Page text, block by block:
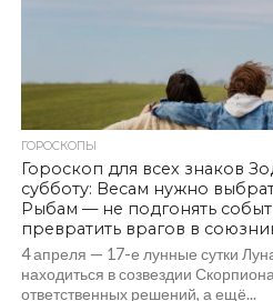
ГОРОСКОПЫ
Гороскоп для всех знаков
субботу: Весам нужно
Рыбам — не подгонять
превратить врагов в
4 апреля — 17-е лунные сутки
находиться в созвездии
ответственных решений, а ещё...